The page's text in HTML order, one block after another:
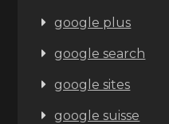
google plus
google search
google sites
google suisse